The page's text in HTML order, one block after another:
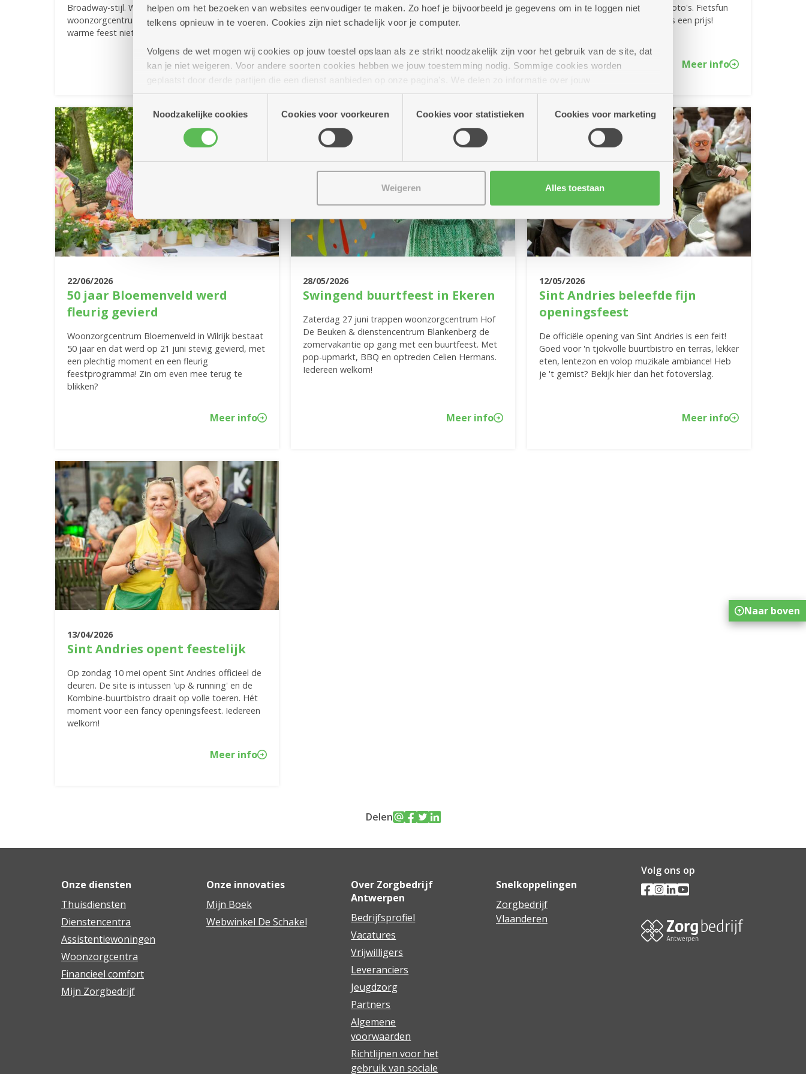
helpen om het bezoeken van websites eenvoudiger te maken. Zo hoef je bijvoorbeeld je gegevens om in te loggen niet
telkens opnieuw in te voeren. Cookies zijn niet schadelijk voor je computer.
Volgens de wet mogen wij cookies op jouw toestel opslaan als ze strikt noodzakelijk zijn voor het gebruik van de site, dat
kan je niet weigeren. Voor andere soorten cookies hebben we jouw toestemming nodig. Sommige cookies worden
geplaatst door derde partijen die een dienst aanbieden op onze pagina's. We delen zo informatie over jouw
(geanonimiseerd) gebruik van onze site voor social media, advertenties en analyse. Deze partners kunnen deze gegevens
combineren met andere informatie die je aan hen verstrekte.
Noodzakelijke cookies
Cookies voor voorkeuren Cookies voor statistieken Cookies voor marketing
Weigeren Alles toestaan
Broadway-stijl. Waar? In de Vijvertuin van
woonzorgcentrum Sint Bartholomeus. Mis dit
warme feest niet!
Meer info
en mocktails op de kaart. Kom je proeven? Op
heel wat locaties kan dat trouwens in een
Meer info
buurtbistro's en match de juiste foto's. Fietsfun
verzekerd, en wie weet win je zelfs een prijs!
Meer info
22/06/2026
50 jaar Bloemenveld werd
fleurig gevierd
Woonzorgcentrum Bloemenveld in Wilrijk bestaat
50 jaar en dat werd op 21 juni stevig gevierd, met
een plechtig moment en een fleurig
feestprogramma! Zin om even mee terug te
blikken?
Meer info
28/05/2026
Swingend buurtfeest in Ekeren
Zaterdag 27 juni trappen woonzorgcentrum Hof
De Beuken & dienstencentrum Blankenberg de
zomervakantie op gang met een buurtfeest. Met
pop-upmarkt, BBQ en optreden Celien Hermans.
Iedereen welkom!
Meer info
12/05/2026
Sint Andries beleefde fijn
openingsfeest
De officiële opening van Sint Andries is een feit!
Goed voor 'n tjokvolle buurtbistro en terras, lekker
eten, lentezon en volop muzikale ambiance! Heb
je 't gemist? Bekijk hier dan het fotoverslag.
Meer info
13/04/2026
Sint Andries opent feestelijk
Op zondag 10 mei opent Sint Andries officieel de
deuren. De site is intussen 'up & running' en de
Kombine-buurtbistro draait op volle toeren. Hét
moment voor een fancy openingsfeest. Iedereen
welkom!
Meer info
Delen
Onze diensten
Thuisdiensten
Dienstencentra
Assistentiewoningen
Woonzorgcentra
Financieel comfort
Mijn Zorgbedrijf
Onze innovaties
Mijn Boek
Webwinkel De Schakel
Over Zorgbedrijf
Antwerpen
Bedrijfsprofiel
Vacatures
Vrijwilligers
Leveranciers
Jeugdzorg
Partners
Algemene
voorwaarden
Richtlijnen voor het
gebruik van sociale
Snelkoppelingen
Zorgbedrijf
Vlaanderen
Volg ons op
Naar boven